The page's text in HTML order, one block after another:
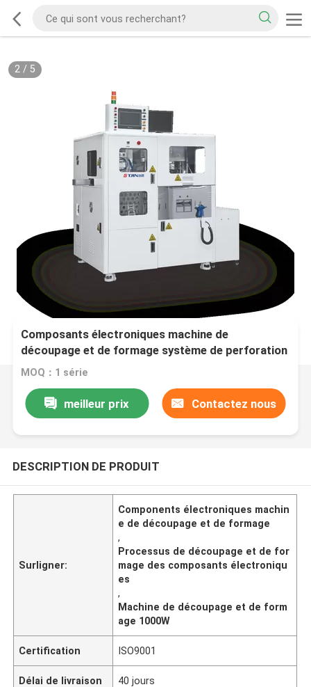
2/ 5
Composants électroniques machine de
découpage et de formage système de perforation
et de formage 1000W
MOQ：1 série
meilleur prix Contactez nous
DESCRIPTION DE PRODUIT
Surligner:
Components électroniques machin
e de découpage et de formage
,
Processus de découpage et de for
mage des composants électroniqu
es
,
Machine de découpage et de form
age 1000W
Certification ISO9001
Délai de livraison 40 jours